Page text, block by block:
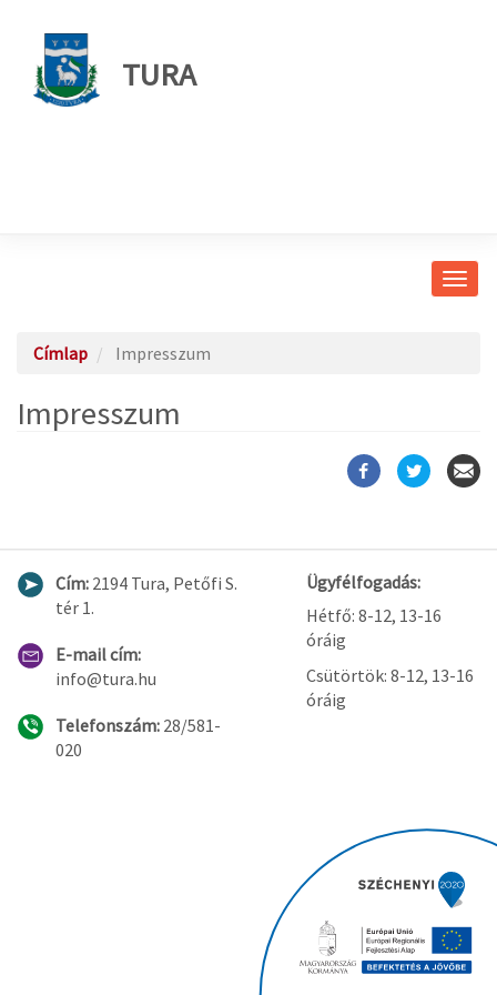
TURA
Címlap Impresszum
Impresszum
Cím: 2194 Tura, Petőfi S.
tér 1.
E-mail cím:
info@tura.hu
Telefonszám: 28/581-
020
Ügyfélfogadás:
Hétfő: 8-12, 13-16
óráig
Csütörtök: 8-12, 13-16
óráig